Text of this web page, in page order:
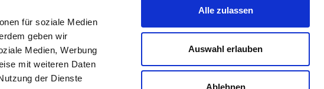
für soziale Medien
geben wir
Medien, Werbung
mit weiteren Daten
der Dienste
Alle zulassen
Auswahl erlauben
Ablehnen